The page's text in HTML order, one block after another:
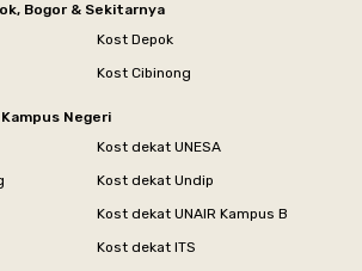
Bogor & Sekitarnya
Kost Depok
Kost Cibinong
Negeri
Kost dekat UNESA
Kost dekat Undip
Kost dekat UNAIR Kampus B
Kost dekat ITS